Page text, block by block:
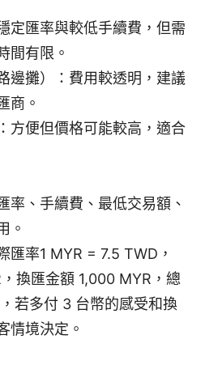
定匯率與較低手續費，但需
間有限。
邊攤）：費用較透明，建議
商。
方便但價格可能較高，適合
率、手續費、最低交易額、
。
匯率1 MYR = 7.5 TWD，
換匯金額 1,000 MYR，總
若多付 3 台幣的感受和換
情境決定。